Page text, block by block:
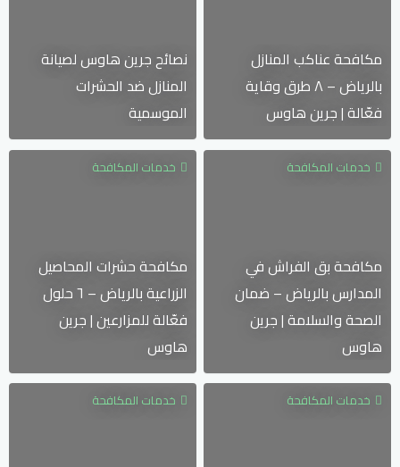
مكافحة عناكب المنازل
بالرياض – ٨ طرق وقاية
فعّالة | جرين هاوس
نصائح جرين هاوس لصيانة
المنازل ضد الحشرات
الموسمية
خدمات المكافحة
مكافحة بق الفراش في
المدارس بالرياض – ضمان
الصحة والسلامة | جرين
هاوس
خدمات المكافحة
مكافحة حشرات المحاصيل
الزراعية بالرياض – ٦ حلول
فعّالة للمزارعين | جرين
هاوس
خدمات المكافحة خدمات المكافحة